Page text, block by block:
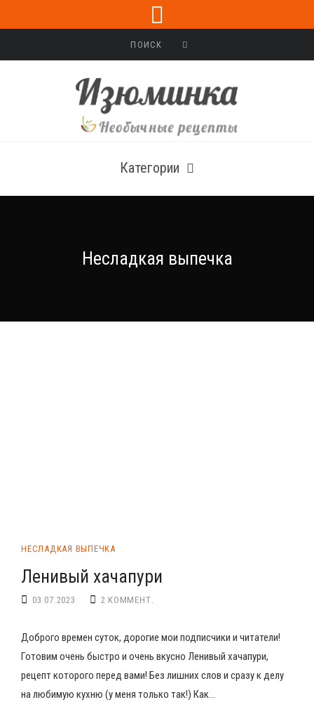
Категории
Несладкая выпечка
НЕСЛАДКАЯ ВЫПЕЧКА
Ленивый хачапури
03.07.2023 2 КОММЕНТ.
Доброго времен суток, дорогие мои подписчики и читатели!
Готовим очень быстро и очень вкусно Ленивый хачапури,
рецепт которого перед вами! Без лишних слов и сразу к делу
на любимую кухню (у меня только так!) Как...